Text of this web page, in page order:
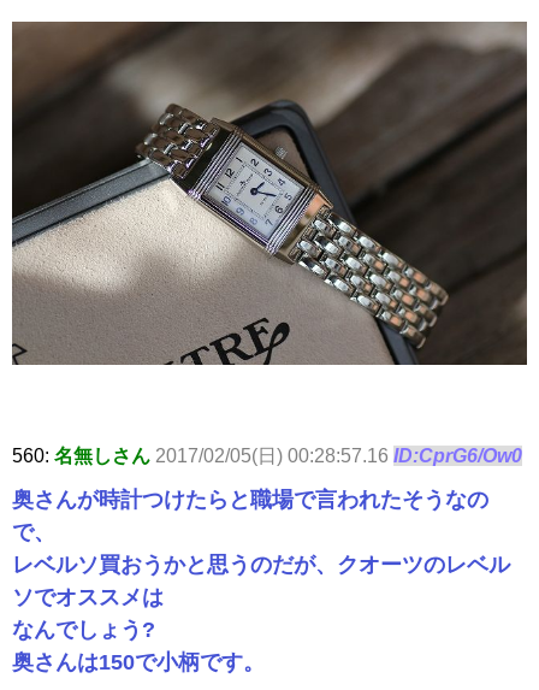
560: 名無しさん 2017/02/05(日) 00:28:57.16 ID:CprG6/Ow0
奥さんが時計つけたらと職場で言われたそうなの
で、
レベルソ買おうかと思うのだが、クオーツのレベル
ソでオススメは
なんでしょう?
奥さんは150で小柄です。